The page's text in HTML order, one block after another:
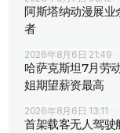
阿斯塔纳动漫展
者
2026年8月6日 21:49
哈萨克斯坦7月劳
姐期望薪资最高
2026年8月6日 13:11
首架载客无人驾